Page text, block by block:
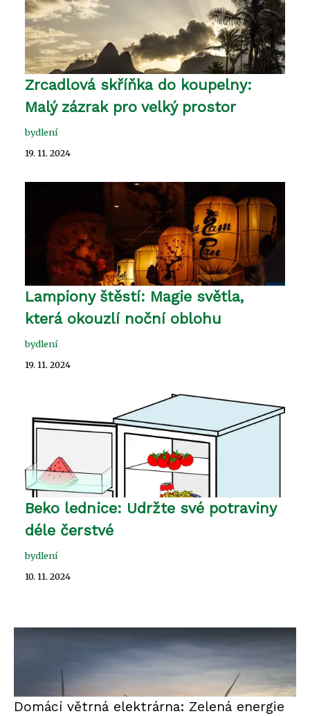
Zrcadlová skříňka do koupelny:
Malý zázrak pro velký prostor
bydlení
19. 11. 2024
Lampiony štěstí: Magie světla,
která okouzlí noční oblohu
bydlení
19. 11. 2024
Beko lednice: Udržte své potraviny
déle čerstvé
bydlení
10. 11. 2024
Domácí větrná elektrárna: Zelená energie